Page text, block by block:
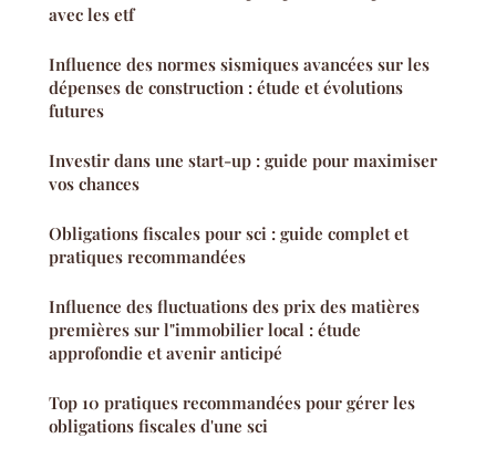
avec les etf
Influence des normes sismiques avancées sur les
dépenses de construction : étude et évolutions
futures
Investir dans une start-up : guide pour maximiser
vos chances
Obligations fiscales pour sci : guide complet et
pratiques recommandées
Influence des fluctuations des prix des matières
premières sur l"immobilier local : étude
approfondie et avenir anticipé
Top 10 pratiques recommandées pour gérer les
obligations fiscales d'une sci